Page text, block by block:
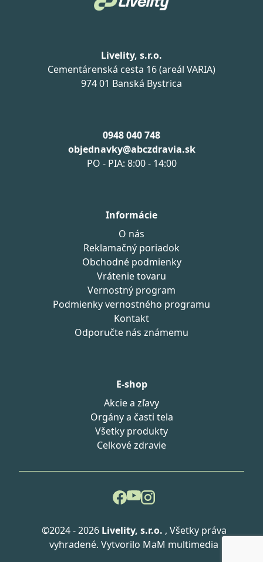
Livelity, s.r.o.
Cementárenská cesta 16 (areál VARIA)
974 01 Banská Bystrica
0948 040 748
objednavky@abczdravia.sk
PO - PIA: 8:00 - 14:00
Informácie
O nás
Reklamačný poriadok
Obchodné podmienky
Vrátenie tovaru
Vernostný program
Podmienky vernostného programu
Kontakt
Odporučte nás známemu
E-shop
Akcie a zľavy
Orgány a časti tela
Všetky produkty
Celkové zdravie
©2024 - 2026 Livelity, s.r.o. , Všetky práva
vyhradené. Vytvorilo MaM multimedia